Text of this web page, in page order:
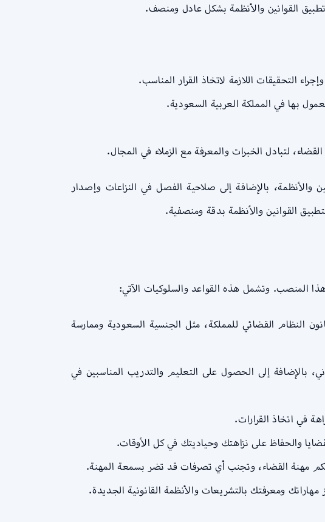
القوانين والأنظمة بشكل عادل ومنصف.
التحقيقات اللازمة لاتخاذ القرار المناسب.
بها في المملكة العربية السعودية.
لتبادل الخبرات والمعرفة مع الزملاء في المجال.
بالإضافة إلى صلاحية الفصل في النزاعات وإصدار
القوانين والأنظمة بدقة ومنصفية.
المنصب. وتشمل هذه القواعد والسلوكيات الآتي:
القانونية: يجب عليك استيفاء المتطلبات المنصوص عليها في المادة 21 من قانون النظام القضائي للمملكة، مثل الجنسية السعودية وممارسة
بالإضافة إلى الحصول على التعليم والتدريب المناسبين في
في اتخاذ القرارات.
والحفاظ على نزاهتك وحياديتك في كل الأوقات.
مهنة القضاء، وتجنب أي تصرفات قد تضر بسمعة المهنة.
ومعرفتك بالتشريعات والأنظمة القانونية الجديدة.